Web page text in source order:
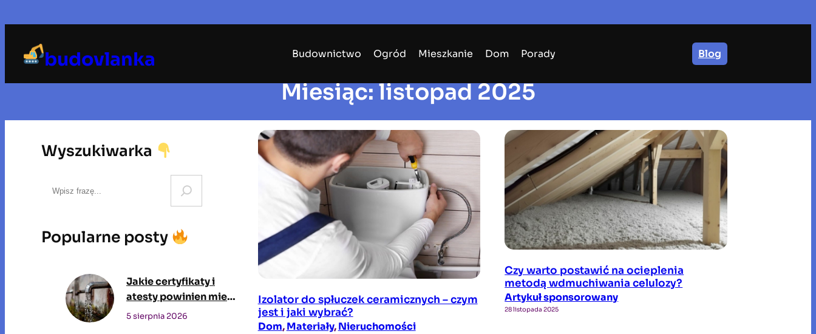
do
budovlanka Budownictwo Ogród Mieszkanie Dom Porady Blog
Miesiąc:listopad 2025
Wyszukiwarka
r
c
Popularne posty
Jakie certyfikaty i
atesty powinien mieć
zbiornik na wodę
5 sierpnia 2026
Izolator do spłuczek ceramicznych – czym
jest i jaki wybrać?
Dom, Materiały, Nieruchomości
Czy warto postawić na ocieplenia
metodą wdmuchiwania celulozy?
Artykuł sponsorowany
28 listopada 2025